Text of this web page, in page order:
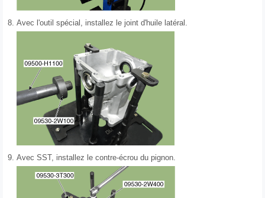
8. Avec l'outil spécial, installez le joint d'huile latéral.
9. Avec SST, installez le contre-écrou du pignon.